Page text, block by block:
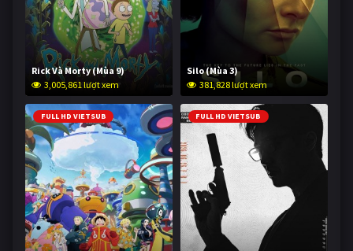
Rick Và Morty (Mùa 9)
3,005,861 lượt xem
Silo (Mùa 3)
381,828 lượt xem
FULL HD VIETSUB FULL HD VIETSUB